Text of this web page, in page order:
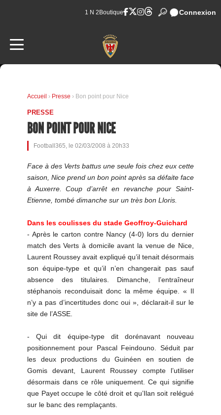
1 N 2 Boutique Connexion
Accueil › Presse › Bon point pour Nice
PRESSE
BON POINT POUR NICE
Football365, le 02/03/2008 à 20h33
Face à des Verts battus une seule fois chez eux cette
saison, Nice prend un bon point après sa défaite face
à Auxerre. Coup d’arrêt en revanche pour Saint-
Etienne, tombé dimanche sur un très bon Lloris.
Dans les coulisses du stade Geoffroy-Guichard
- Après le carton contre Nancy (4-0) lors du dernier
match des Verts à domicile avant la venue de Nice,
Laurent Roussey avait expliqué qu’il tenait désormais
son équipe-type et qu’il n’en changerait pas sauf
absence des titulaires. Dimanche, l’entraîneur
stéphanois reconduisait donc la même équipe. « Il
n’y a pas d’incertitudes donc oui », déclarait-il sur le
site de l’ASSE.
- Qui dit équipe-type dit dorénavant nouveau
positionnement pour Pascal Feindouno. Séduit par
les deux productions du Guinéen en soutien de
Gomis devant, Laurent Roussey compte l’utiliser
désormais dans ce rôle uniquement. Ce qui signifie
que Payet occupe le côté droit et qu’Ilan soit relégué
sur le banc des remplaçants.